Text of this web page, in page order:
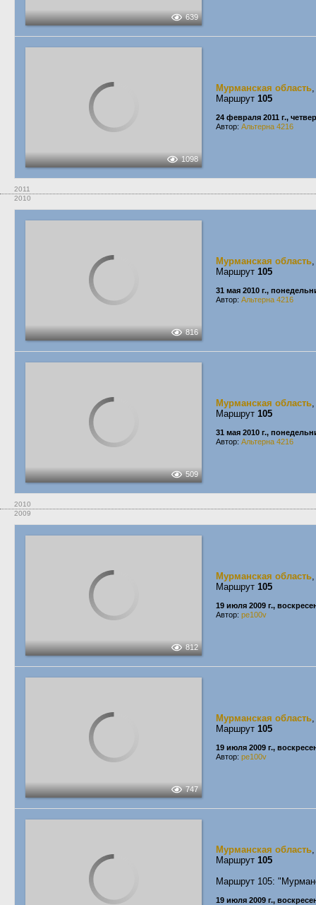
639
1098
Мурманская область
Маршрут 105
24 февраля 2011 г.,
Автор: Альтерна 4216
2011
2010
816
Мурманская область
Маршрут 105
31 мая 2010 г.,
Автор: Альтерна 4216
509
Мурманская область
Маршрут 105
31 мая 2010 г.,
Автор: Альтерна 4216
2010
2009
812
Мурманская область
Маршрут 105
19 июля 2009 г.,
Автор: pe100v
747
Мурманская область
Маршрут 105
19 июля 2009 г.,
Автор: pe100v
Мурманская область
Маршрут 105
Маршрут 105:
19 июля 2009 г.,